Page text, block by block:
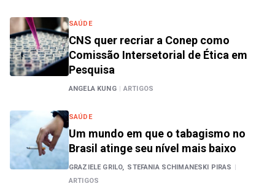
SAÚDE
CNS quer recriar a Conep como
Comissão Intersetorial de Ética em
Pesquisa
ANGELA KUNG | ARTIGOS
SAÚDE
Um mundo em que o tabagismo no
Brasil atinge seu nível mais baixo
GRAZIELE GRILO, STEFANIA SCHIMANESKI PIRAS |
ARTIGOS